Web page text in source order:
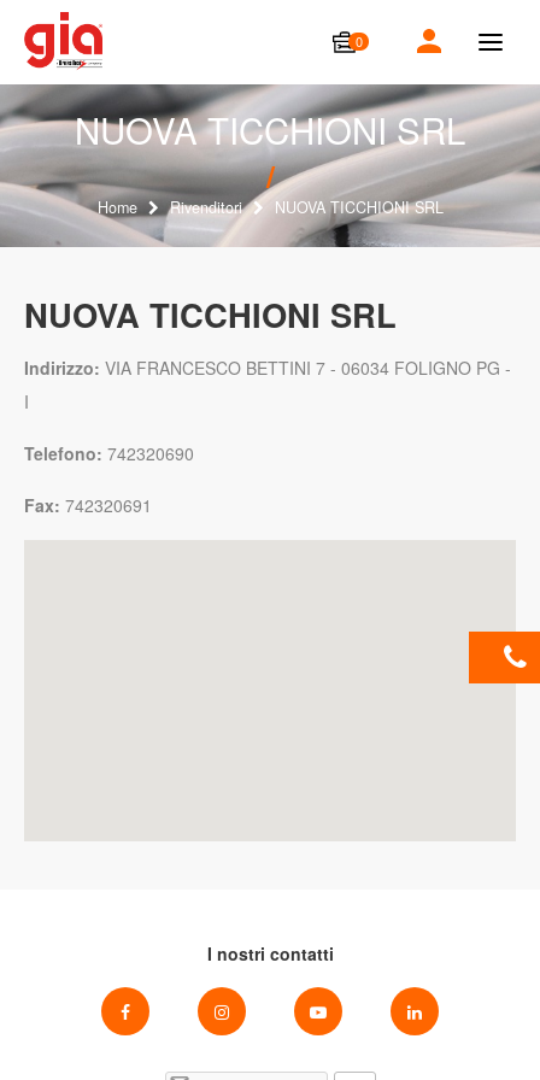
0
T
g
g
l
n
a
v
i
o
NUOVA TICCHIONI SRL
Home Rivenditori NUOVA TICCHIONI SRL
NUOVA TICCHIONI SRL
Indirizzo: VIA FRANCESCO BETTINI 7 - 06034 FOLIGNO PG -
I
Telefono: 742320690
Fax: 742320691
I nostri contatti